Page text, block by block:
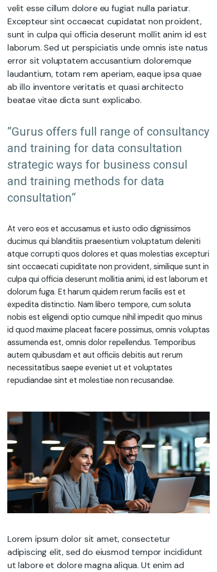
velit esse cillum dolore eu fugiat nulla pariatur.
Excepteur sint occaecat cupidatat non proident,
sunt in culpa qui officia deserunt mollit anim id est
laborum. Sed ut perspiciatis unde omnis iste natus
error sit voluptatem accusantium doloremque
laudantium, totam rem aperiam, eaque ipsa quae
ab illo inventore veritatis et quasi architecto
beatae vitae dicta sunt explicabo.
”Gurus offers full range of consultancy
and training for data consultation
strategic ways for business consul
and training methods for data
consultation“
At vero eos et accusamus et iusto odio dignissimos
ducimus qui blanditiis praesentium voluptatum deleniti
atque corrupti quos dolores et quas molestias excepturi
sint occaecati cupiditate non provident, similique sunt in
culpa qui officia deserunt mollitia animi, id est laborum et
dolorum fuga. Et harum quidem rerum facilis est et
expedita distinctio. Nam libero tempore, cum soluta
nobis est eligendi optio cumque nihil impedit quo minus
id quod maxime placeat facere possimus, omnis voluptas
assumenda est, omnis dolor repellendus. Temporibus
autem quibusdam et aut officiis debitis aut rerum
necessitatibus saepe eveniet ut et voluptates
repudiandae sint et molestiae non recusandae.
Lorem ipsum dolor sit amet, consectetur
adipiscing elit, sed do eiusmod tempor incididunt
ut labore et dolore magna aliqua. Ut enim ad